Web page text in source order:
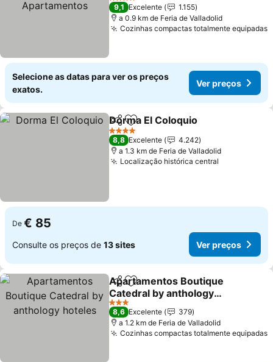
4 Estrelas
9,1 Excelente
1.155
a 0.9 km de Feria de Valladolid
Cozinhas compactas totalmente equipadas
Selecione as datas para ver os preços
exatos.
Ver preços
PartilharAdicionar aos favoritos
Dorma El Coloquio
4 Estrelas
8,8 Excelente
4.242
a 1.3 km de Feria de Valladolid
Localização histórica central
De € 85
Consulte os preços de 13 sites Ver preços
PartilharAdicionar aos favoritos
Apartamentos Boutique
Catedral by anthology
hoteles
3 Estrelas
8,6 Excelente
379
a 1.2 km de Feria de Valladolid
Cozinhas compactas totalmente equipadas